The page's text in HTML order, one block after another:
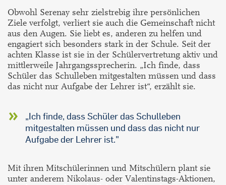
Obwohl Serenay sehr zielstrebig ihre persönlichen
Ziele verfolgt, verliert sie auch die Gemeinschaft nicht
aus den Augen. Sie liebt es, anderen zu helfen und
engagiert sich besonders stark in der Schule. Seit der
achten Klasse ist sie in der Schülervertretung aktiv und
mittlerweile Jahrgangssprecherin. „Ich finde, dass
Schüler das Schulleben mitgestalten müssen und dass
das nicht nur Aufgabe der Lehrer ist“, erzählt sie.
„Ich finde, dass Schüler das Schulleben
mitgestalten müssen und dass das nicht nur
Aufgabe der Lehrer ist."
Mit ihren Mitschülerinnen und Mitschülern plant sie
unter anderem Nikolaus- oder Valentinstags-Aktionen,